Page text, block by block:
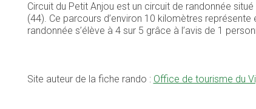
Circuit du Petit Anjou est un circuit de randonnée
(44). Ce parcours d’environ 10 kilomètres
randonnée s’élève à 4 sur 5 grâce à l’avis de 1
Site auteur de la fiche rando : Office de tourisme du